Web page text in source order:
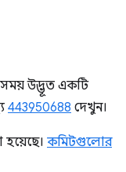
সময় উদ্ভূত একটি
443950688 দেখুন।
কমিটগুলোর